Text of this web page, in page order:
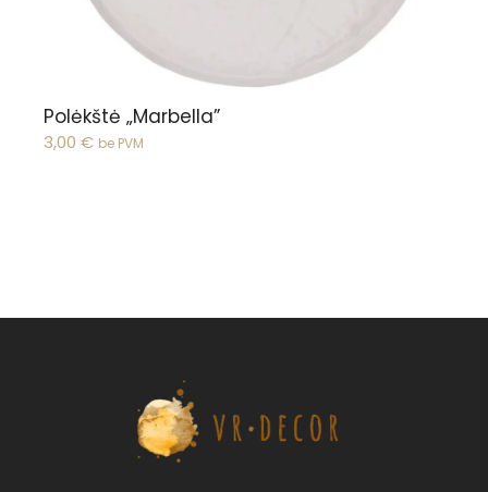
Polėkštė „Marbella”
3,00 € be PVM